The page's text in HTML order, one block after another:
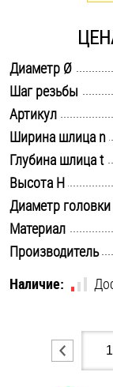
Саморезы
Стопорные
Такелаж
Хомуты
Шайбы
Шпильки
Шплинты
Штифты и
Диаметр Ø
Шаг резьбы
Артикул
Ширина шлица n
Глубина шлица t
Высота H
Диаметр
Материал
Производитель
Наличие: